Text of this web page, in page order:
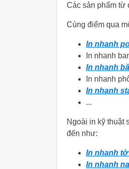
Các sản phẩm từ
Cùng điểm qua
In nhanh
In nhanh
In nhanh
In nhanh
In nhanh
...
Ngoài in kỹ thuật
đến như:
In nhanh
In nhanh